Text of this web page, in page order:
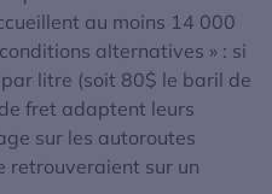
au moins 14 000
alternatives » : si
litre (soit 80$ le baril de
fret adaptent leurs
sur les autoroutes
retrouveraient sur un